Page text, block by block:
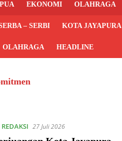
EKONOMI OLAHRAGA
– SERBI KOTA JAYAPURA
OLAHRAGA HEADLINE
27 Juli 2026